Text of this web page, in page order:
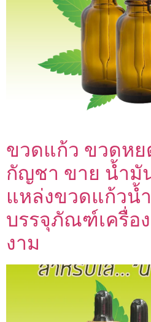
ขวดแก้ว ขวดห
กัญชา ขาย น้ำมั
แหล่งขวดแก้วน้
บรรจุภัณฑ์เครื่อ
งาม